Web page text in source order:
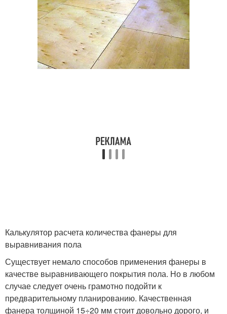
Калькулятор расчета количества фанеры для
выравнивания пола
Существует немало способов применения фанеры в
качестве выравнивающего покрытия пола. Но в любом
случае следует очень грамотно подойти к
предварительному планированию. Качественная
фанера толщиной 15÷20 мм стоит довольно дорого, и